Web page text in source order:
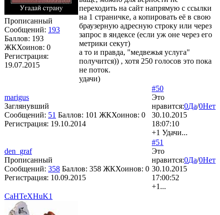
Прописанный
Сообщений: 193
Баллов: 193
ЖКХоинов: 0
Регистрация:
19.07.2015
переходить на сайт напрямую с ссылки
на 1 страничке, а копировать её в свою
браузерную адресную строку или через
запрос в яндексе (если уж оне через его
метрики секут)
а то и правда, "медвежья услуга"
получится)) , хотя 250 голосов это пока
не поток.
удачи)
marigus
Заглянувший
Сообщений: 51 Баллов: 101 ЖКХоинов: 0
Регистрация: 19.10.2014
#50
Это
нравится:0Да/0Нет
30.10.2015
18:07:10
+1 Удачи...
den_graf
Прописанный
Сообщений: 358 Баллов: 358 ЖКХоинов: 0
Регистрация: 10.09.2015
#51
Это
нравится:0Да/0Нет
30.10.2015
17:00:52
+1...
CaHTeXHuK1